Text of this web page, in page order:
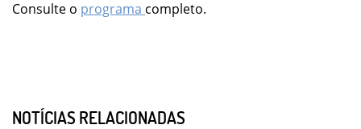
Consulte o programa completo.
NOTÍCIAS RELACIONADAS